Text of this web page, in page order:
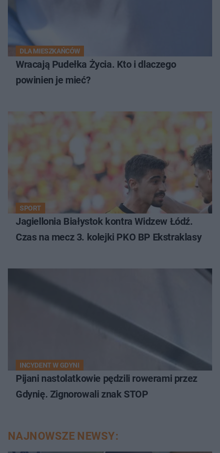
DLA MIESZKAŃCÓW
Wracają Pudełka Życia. Kto i dlaczego
powinien je mieć?
SPORT
Jagiellonia Białystok kontra Widzew Łódź.
Czas na mecz 3. kolejki PKO BP Ekstraklasy
INCYDENT W GDYNI
Pijani nastolatkowie pędzili rowerami przez
Gdynię. Zignorowali znak STOP
NAJNOWSZE NEWSY: